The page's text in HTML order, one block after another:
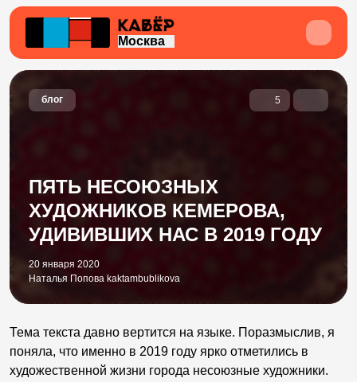
Москва
блог 5
ПЯТЬ НЕСОЮЗНЫХ
ХУДОЖНИКОВ КЕМЕРОВА,
УДИВИВШИХ НАС В 2019 ГОДУ
20 января 2020
Наталья Попова kaktambublikova
Тема текста давно вертится на языке. Поразмыслив, я
поняла, что именно в 2019 году ярко отметились в
художественной жизни города несоюзные художники.